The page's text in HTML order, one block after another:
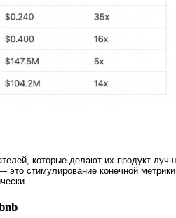
которые делают их продукт
стимулирование конечной